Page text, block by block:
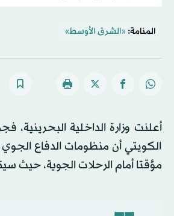
المنامة: «الشرق الأوسط»
أعلنت وزارة الداخلية
الكويتي أن منظومات الدفاع الجوي
مؤقتا أمام الرحلات الجوية، حيث